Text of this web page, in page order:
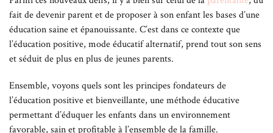
Pourtant ses bienfaits sont nombreux et répondent aussi bien aux
besoins des enfants qu’à ceux de leurs parents.
Autonomie et confiance en soi : la clé pour des enfants
épanouis
L’éducation de l’enfant de façon bienveillante aide d’avantage
l’enfant à s’épanouir sur le plan émotionnel et social : en
développant une relation parent-enfant respectueuse et
fait de devenir parent et de proposer à son enfant les bases d’une
éducation saine et épanouissante. C’est dans ce contexte que
l’éducation positive, mode éducatif alternatif, prend tout son sens
et séduit de plus en plus de jeunes parents.
Ensemble, voyons quels sont les principes fondateurs de
l’éducation positive et bienveillante, une méthode éducative
permettant d’éduquer les enfants dans un environnement
favorable, sain et profitable à l’ensemble de la famille.